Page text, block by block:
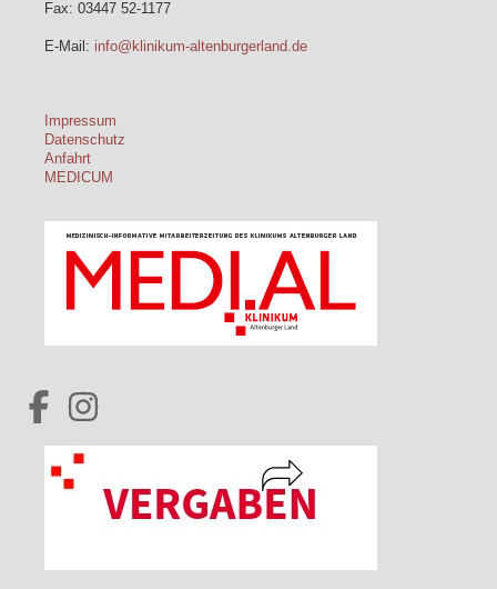
Fax: 03447 52-1177
E-Mail: info@klinikum-altenburgerland.de
Impressum
Datenschutz
Anfahrt
MEDICUM